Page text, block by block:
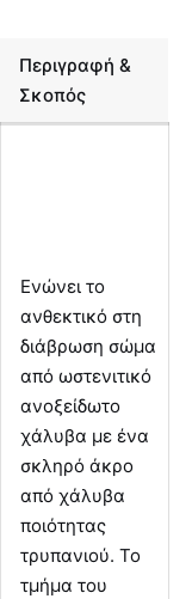
Περιγραφή &
Σκοπός
Ενώνει το
ανθεκτικό στη
διάβρωση σώμα
από ωστενιτικό
ανοξείδωτο
χάλυβα με ένα
σκληρό άκρο
από χάλυβα
ποιότητας
τρυπανιού. Το
τμήμα του